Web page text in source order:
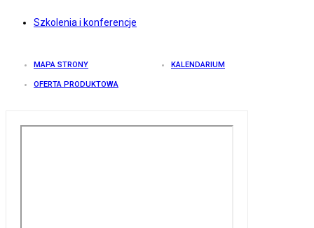
Szkolenia i konferencje
MAPA STRONY KALENDARIUM
OFERTA PRODUKTOWA